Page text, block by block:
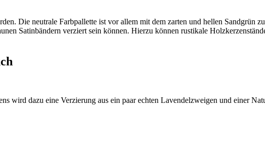
Die neutrale Farbpallette ist vor allem mit dem zarten und hellen Sandgrün
Satinbändern verziert sein können. Hierzu können rustikale
wird dazu eine Verzierung aus ein paar echten Lavendelzweigen und einer